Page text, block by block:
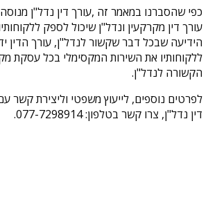
כפי שהסברנו במאמר זה ,עורך דין נדל"ן
עורך דין מקרקעין ונדל"ן שיכול לספק
הידיעה שבכל דבר שקשור לנדל"ן, עורך הדין
ללקוחותיו את השירות המקסימלי בכל עסקת
הקשורה לנדל"ן.
לפרטים נוספים, לייעוץ משפטי וליצירת קשר
דין נדל"ן, צרו קשר בטלפון: 077-7298914.